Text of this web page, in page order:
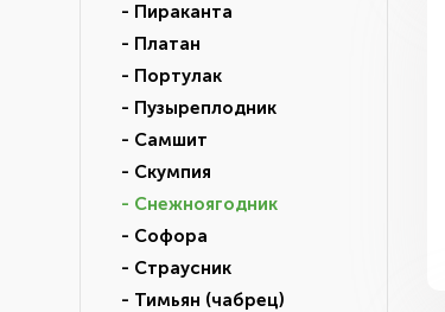
- Пираканта
- Платан
- Портулак
- Пузыреплодник
- Самшит
- Скумпия
- Снежноягодник
- Софора
- Страусник
- Тимьян (чабрец)